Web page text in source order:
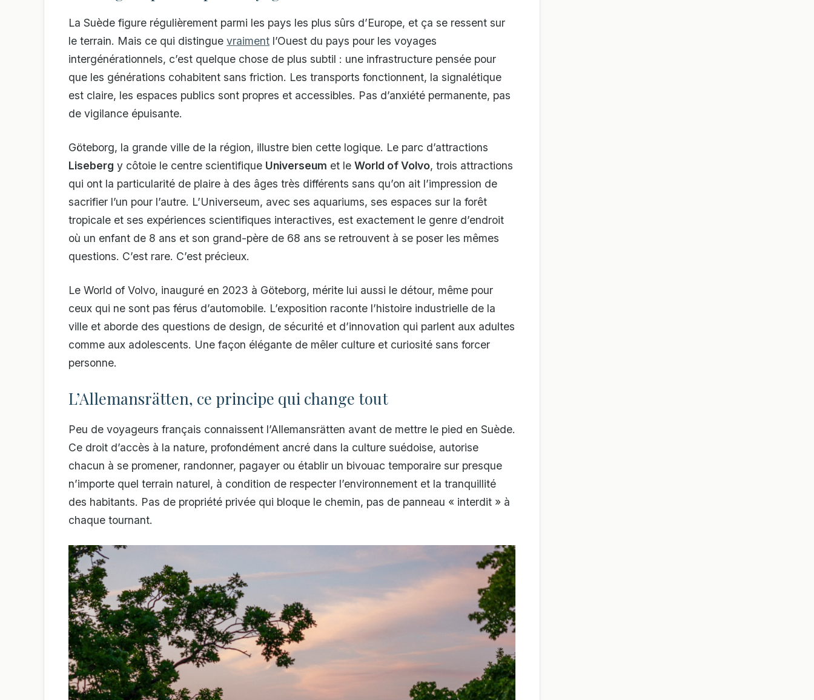
La Suède figure régulièrement parmi les pays les plus sûrs d’Europe, et ça se ressent sur
le terrain. Mais ce qui distingue vraiment l’Ouest du pays pour les voyages
intergénérationnels, c’est quelque chose de plus subtil : une infrastructure pensée pour
que les générations cohabitent sans friction. Les transports fonctionnent, la signalétique
est claire, les espaces publics sont propres et accessibles. Pas d’anxiété permanente, pas
de vigilance épuisante.
Göteborg, la grande ville de la région, illustre bien cette logique. Le parc d’attractions
Liseberg y côtoie le centre scientifique Universeum et le World of Volvo, trois attractions
qui ont la particularité de plaire à des âges très différents sans qu’on ait l’impression de
sacrifier l’un pour l’autre. L’Universeum, avec ses aquariums, ses espaces sur la forêt
tropicale et ses expériences scientifiques interactives, est exactement le genre d’endroit
où un enfant de 8 ans et son grand-père de 68 ans se retrouvent à se poser les mêmes
questions. C’est rare. C’est précieux.
Le World of Volvo, inauguré en 2023 à Göteborg, mérite lui aussi le détour, même pour
ceux qui ne sont pas férus d’automobile. L’exposition raconte l’histoire industrielle de la
ville et aborde des questions de design, de sécurité et d’innovation qui parlent aux adultes
comme aux adolescents. Une façon élégante de mêler culture et curiosité sans forcer
personne.
L’Allemansrätten, ce principe qui change tout
Peu de voyageurs français connaissent l’Allemansrätten avant de mettre le pied en Suède.
Ce droit d’accès à la nature, profondément ancré dans la culture suédoise, autorise
chacun à se promener, randonner, pagayer ou établir un bivouac temporaire sur presque
n’importe quel terrain naturel, à condition de respecter l’environnement et la tranquillité
des habitants. Pas de propriété privée qui bloque le chemin, pas de panneau « interdit » à
chaque tournant.